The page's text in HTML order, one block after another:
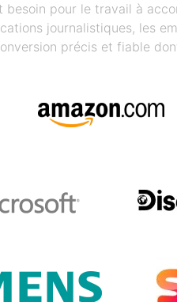
pour le travail à
journalistiques, les
précis et fiable